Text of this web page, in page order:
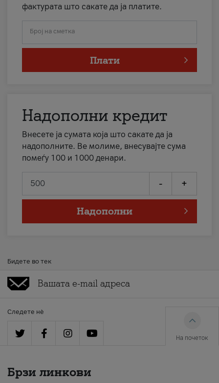
фактурата што сакате да ја платите.
Број на сметка
Плати
Надополни кредит
Внесете ја сумата која што сакате да ја
надополните. Ве молиме, внесувајте сума
помеѓу 100 и 1000 денари.
- +
Надополни
Бидете во тек
Следете нè
На почеток
Брзи линкови